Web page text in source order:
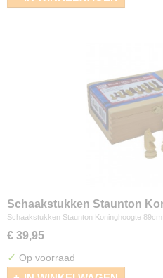
Schaakstukken Staunton
Schaakstukken Staunton Koninghoogte
€ 39,95
✓ Op voorraad